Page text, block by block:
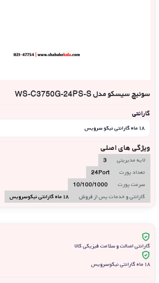
سوئیچ سیسکو مدل WS-C3750G-24PS-S
گارانتی
۱۸ ماه گارانتی نیکو سرویس
ویژگی های اصلی
3
لایه مدیریتی
24Port
تعداد پورت
10/100/1000
سرعت پورت
۱۸ ماه گارانتی نیکوسرویس
گارانتی و خدمات پس از فروش
گارانتی اصالت و سلامت فیزیکی کالا
۱۸ ماه گارانتی نیکوسرویس